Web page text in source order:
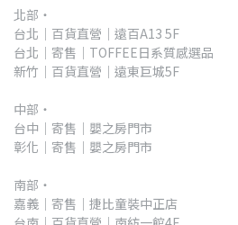
北部・
台北｜百貨直營｜遠百A13 5F
台北｜寄售｜TOFFEE日系質感選品
新竹｜百貨直營｜遠東巨城5F
中部・
台中｜寄售｜嬰之房門市
彰化｜寄售｜嬰之房門市
南部・
嘉義｜寄售｜捷比童裝中正店